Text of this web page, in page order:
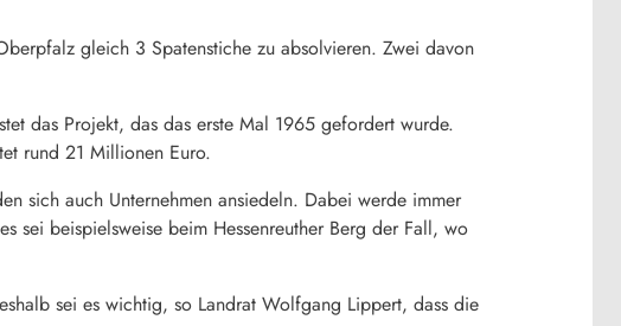
gleich 3 Spatenstiche zu absolvieren. Zwei davon
das Projekt, das das erste Mal 1965 gefordert wurde.
rund 21 Millionen Euro.
sich auch Unternehmen ansiedeln. Dabei werde immer
beispielsweise beim Hessenreuther Berg der Fall, wo
sei es wichtig, so Landrat Wolfgang Lippert, dass die